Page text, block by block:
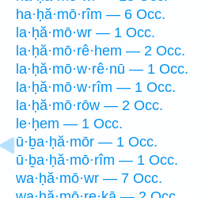
ha·ḥă·mō·rîm — 6 Occ.
la·ḥă·mō·wr — 1 Occ.
la·ḥă·mō·rê·hem — 2 Occ.
la·ḥă·mō·w·rê·nū — 1 Occ.
la·ḥă·mō·w·rîm — 1 Occ.
la·ḥă·mō·rōw — 2 Occ.
le·ḥem — 1 Occ.
ū·ḇa·ḥă·mōr — 1 Occ.
ū·ḇa·ḥă·mō·rîm — 1 Occ.
wa·ḥă·mō·wr — 7 Occ.